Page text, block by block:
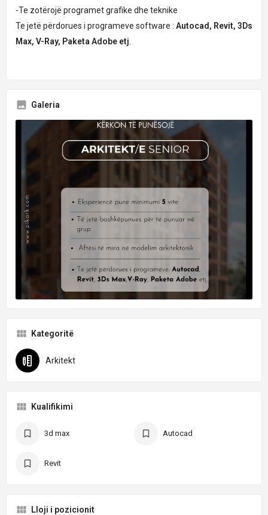
-Te zotërojë programet grafike dhe teknike
Te jetë përdorues i programeve software : Autocad, Revit, 3Ds
Max, V-Ray, Paketa Adobe etj
Galeria
Kategoritë
Arkitekt
Kualifikimi
3d max Autocad
Revit
Lloji i pozicionit